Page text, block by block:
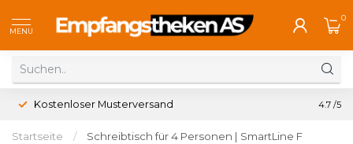
MENU
0
Kostenloser Musterversand 4.7 /5
Startseite / Schreibtisch für 4 Personen | SmartLine F